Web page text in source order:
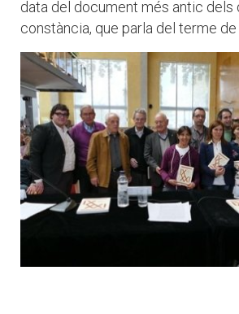
data del document més antic dels
constància, que parla del terme de